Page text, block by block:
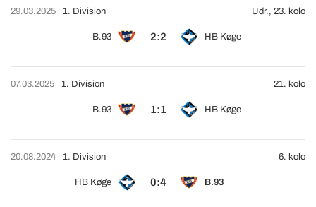
29.03.2025
B.93 2:2 HB Køge
1. Division Udr., 23. kolo
07.03.2025
B.93 1:1 HB Køge
1. Division 21. kolo
20.08.2024
HB Køge 0:4 B.93
1. Division 6. kolo